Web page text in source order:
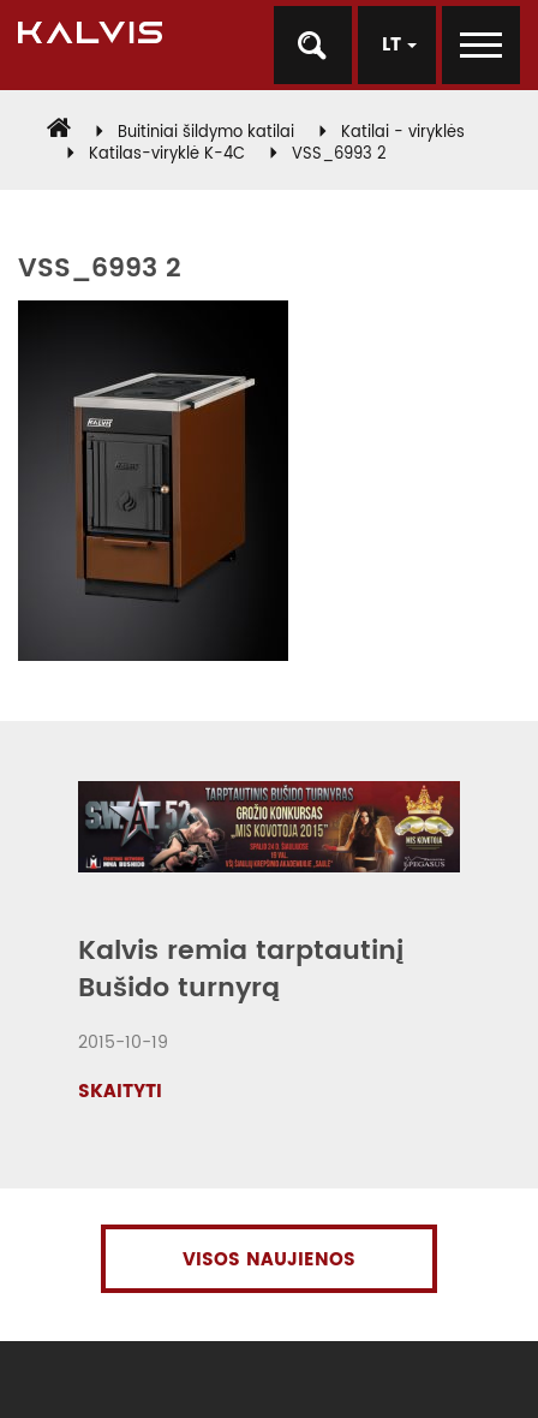
LT
Buitiniai šildymo katilai
Katilai - viryklės
Katilas-viryklė K-4C
VSS_6993 2
VSS_6993 2
Kalvis remia tarptautinį
Bušido turnyrą
2015-10-19
SKAITYTI
VISOS NAUJIENOS